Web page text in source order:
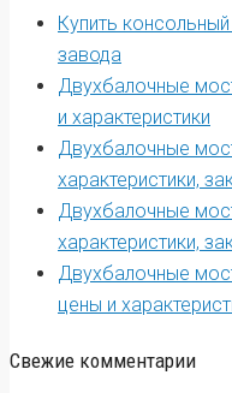
Купить
завода
Двухбалочные
и характеристики
Двухбалочные
характеристики,
Двухбалочные
характеристики,
Двухбалочные
цены и
Свежие комментарии